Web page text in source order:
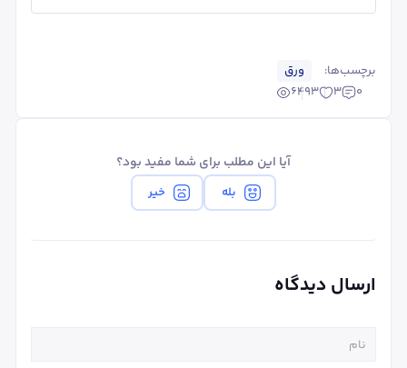
برچسب‌ها:
ورق
0
3
6493
آیا این مطلب برای شما مفید بود؟
بله خیر
ارسال دیدگاه